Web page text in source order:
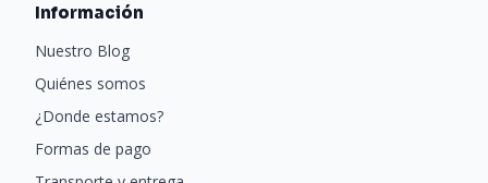
Información
Nuestro Blog
Quiénes somos
¿Donde estamos?
Formas de pago